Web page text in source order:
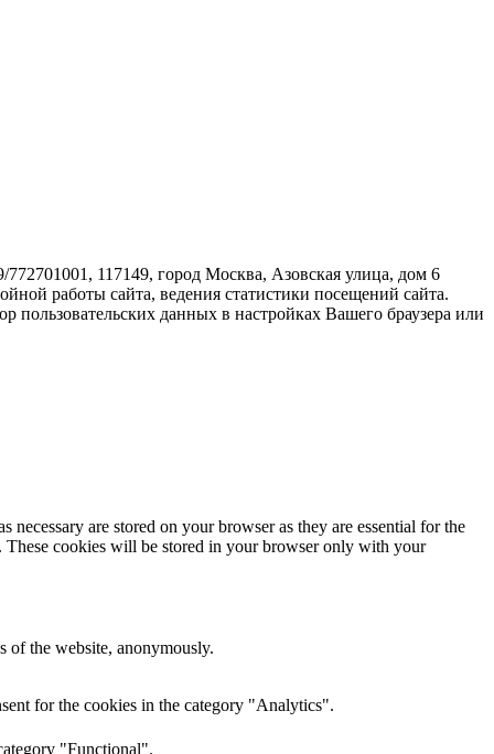
117149, город Москва, Азовская улица, дом 6
работы сайта, ведения статистики посещений сайта.
данных в настройках Вашего браузера или
are stored on your browser as they are essential for the
These cookies will be stored in your browser only with your
of the website, anonymously.
for the cookies in the category "Analytics".
"Functional".